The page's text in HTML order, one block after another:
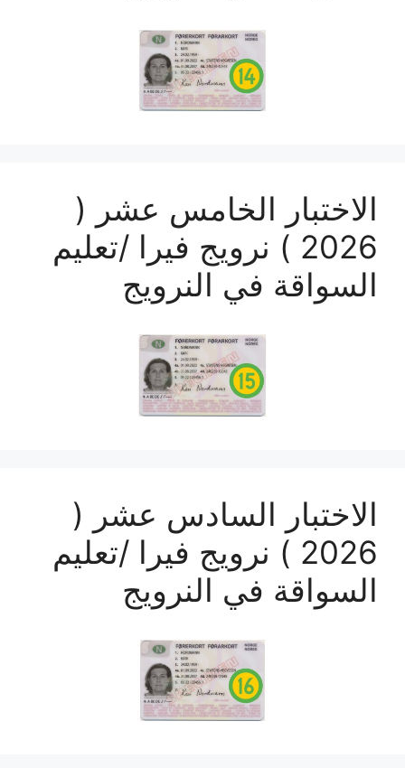
الاختبار الخامس عشر (
2026 ) نرويج فيرا /تعليم
السواقة في النرويج
الاختبار السادس عشر (
2026 ) نرويج فيرا /تعليم
السواقة في النرويج